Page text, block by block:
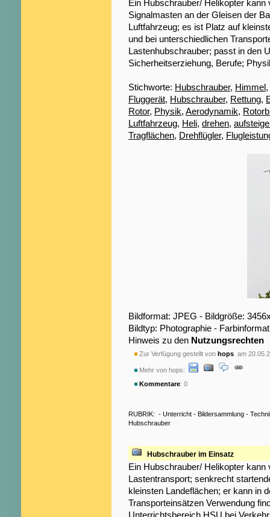
Ein Hubschrauber/ Helikopter
Signalmasten an der Gleisen der
Luftfahrzeug; es ist Platz auf
und bei unterschiedlichen
Lastenhubschrauber; passt in den
Sicherheitserziehung, Berufe;
Stichworte: Hubschrauber, Himmel,
Fluggerät, Hubschrauber, Rettung,
Rotor, Physik, Aerodynamik,
Luftfahrzeug, Heli, drehen,
Tragflächen, Drehflügler,
Bildformat: JPEG - Bildgröße:
Bildtyp: Photographie -
Hinweis zu den Nutzungsrechten
Zur Verfügung gestellt von hops am
Mehr von hops:
Kommentare: 0
RUBRIK: - Unterricht - Bildersammlung -
Hubschrauber
Hubschrauber im Einsatz
Ein Hubschrauber/ Helikopter
Lastentransport; senkrecht
kleinsten Landeflächen; er kann in
Transporteinsätzen Verwendung
Unterrichtsbereich HSU bei